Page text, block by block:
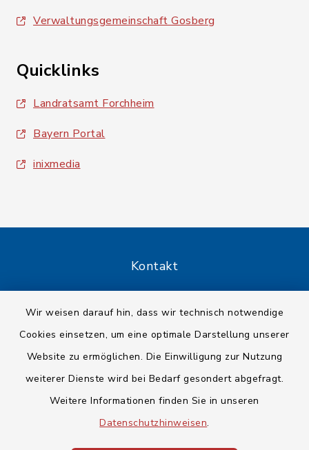
Wir weisen darauf hin, dass wir technisch notwendige
Cookies einsetzen, um eine optimale Darstellung unserer
Website zu ermöglichen. Die Einwilligung zur Nutzung
weiterer Dienste wird bei Bedarf gesondert abgefragt.
Weitere Informationen finden Sie in unseren
Datenschutzhinweisen.
Verwaltungsgemeinschaft Gosberg
Quicklinks
Landratsamt Forchheim
Bayern Portal
inixmedia
Kontakt
Datenschutz
Impressum
Sitemap
Cookie-Einstellungen